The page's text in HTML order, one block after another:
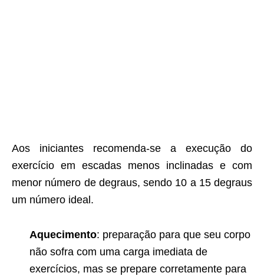
Aos iniciantes recomenda-se a execução do
exercício em escadas menos inclinadas e com
menor número de degraus, sendo 10 a 15 degraus
um número ideal.
Aquecimento: preparação para que seu corpo
não sofra com uma carga imediata de
exercícios, mas se prepare corretamente para